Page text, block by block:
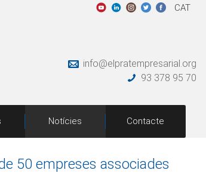
CAT
info@elpratempresarial.org
93 378 95 70
Notícies Contacte
50 empreses associades